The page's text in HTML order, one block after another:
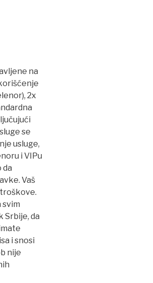
na
2x
se
usluge,
i VIPu
da
Vaš
svim
Srbije, da
i snosi
nije